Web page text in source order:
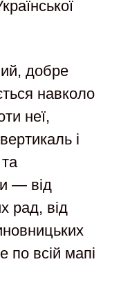
добре
навколо
неї,
і
— від
рад, від
по всій мапі